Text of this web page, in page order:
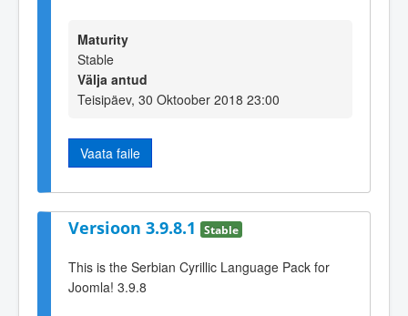
Maturity
Stable
Välja antud
Teisipäev, 30 Oktoober 2018 23:00
Vaata faile
Versioon 3.9.8.1 Stable
This is the Serbian Cyrillic Language Pack for
Joomla! 3.9.8